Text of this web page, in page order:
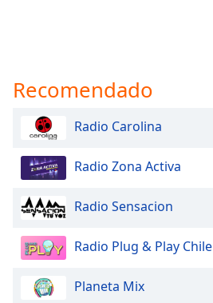
Recomendado
Radio Carolina
Radio Zona Activa
Radio Sensacion
Radio Plug & Play Chile
Planeta Mix